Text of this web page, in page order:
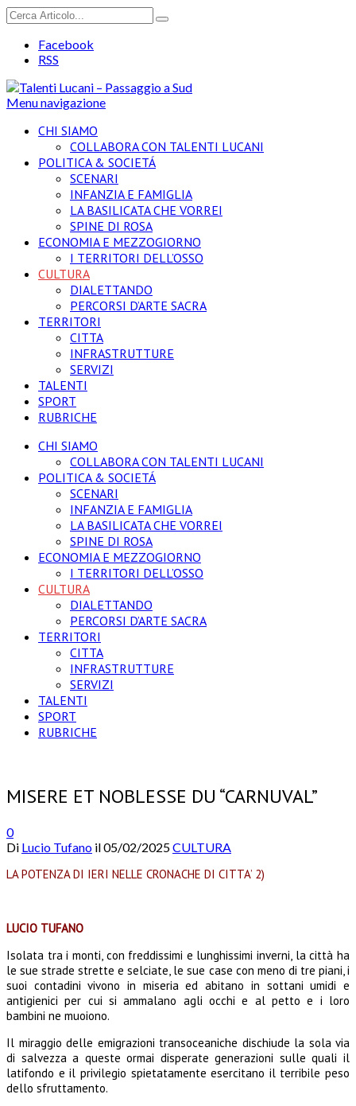
Facebook
RSS
Menu navigazione
CHI SIAMO
COLLABORA CON TALENTI LUCANI
POLITICA & SOCIETÁ
SCENARI
INFANZIA E FAMIGLIA
LA BASILICATA CHE VORREI
SPINE DI ROSA
ECONOMIA E MEZZOGIORNO
I TERRITORI DELL’OSSO
CULTURA
DIALETTANDO
PERCORSI D’ARTE SACRA
TERRITORI
CITTA
INFRASTRUTTURE
SERVIZI
TALENTI
SPORT
RUBRICHE
CHI SIAMO
COLLABORA CON TALENTI LUCANI
POLITICA & SOCIETÁ
SCENARI
INFANZIA E FAMIGLIA
LA BASILICATA CHE VORREI
SPINE DI ROSA
ECONOMIA E MEZZOGIORNO
I TERRITORI DELL’OSSO
CULTURA
DIALETTANDO
PERCORSI D’ARTE SACRA
TERRITORI
CITTA
INFRASTRUTTURE
SERVIZI
TALENTI
SPORT
RUBRICHE
MISERE ET NOBLESSE DU “CARNUVAL”
0
Di Lucio Tufano il05/02/2025CULTURA
LA POTENZA DI IERI NELLE CRONACHE DI CITTA’ 2)
LUCIO TUFANO
Isolata tra i monti, con freddissimi e lunghissimi inverni, la città ha
le sue strade strette e selciate, le sue case con meno di tre piani, i
suoi contadini vivono in miseria ed abitano in sottani umidi e
antigienici per cui si ammalano agli occhi e al petto e i loro
bambini ne muoiono.
Il miraggio delle emigrazioni transoceaniche dischiude la sola via
di salvezza a queste ormai disperate generazioni sulle quali il
latifondo e il privilegio spietatamente esercitano il terribile peso
dello sfruttamento.